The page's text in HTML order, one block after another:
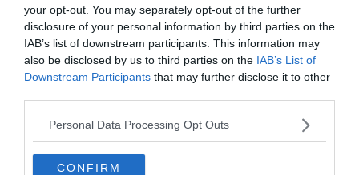
your opt-out. You may separately opt-out of the further
disclosure of your personal information by third parties on the
IAB’s list of downstream participants. This information may
also be disclosed by us to third parties on the IAB’s List of
Downstream Participants that may further disclose it to other
Personal Data Processing Opt Outs
CONFIRM
Faire le tour des fresques street art
deHarlem